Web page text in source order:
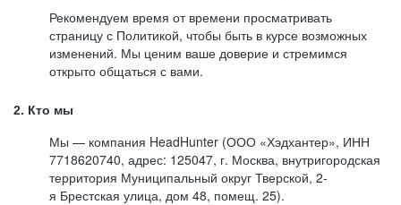
Рекомендуем время от времени просматривать
страницу с Политикой, чтобы быть в курсе возможных
изменений. Мы ценим ваше доверие и стремимся
открыто общаться с вами.
2. Кто мы
Мы — компания HeadHunter (ООО «Хэдхантер», ИНН
7718620740, адрес: 125047, г. Москва, внутригородская
территория Муниципальный округ Тверской, 2-
я Брестская улица, дом 48, помещ. 25).